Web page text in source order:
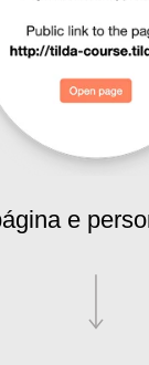
e